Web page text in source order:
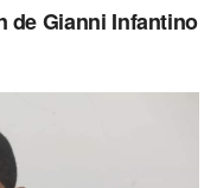
de Gianni Infantino